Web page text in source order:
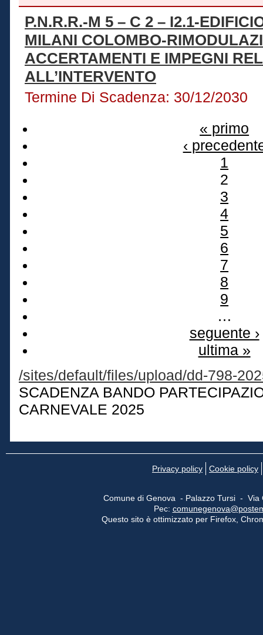
P.N.R.R.-M 5 – C 2 – I2.1-
MILANI COLOMBO-
ACCERTAMENTI E IMPEGNI
ALL’INTERVENTO
Termine Di Scadenza: 30/12/2030
« primo
‹
1
2
3
4
5
6
7
8
9
…
seguente ›
ultima »
/sites/default/files/upload/dd-798-
SCADENZA BANDO
CARNEVALE 2025
Privacy policy Cookie policy
Comune di Genova - Palazzo Tursi -
Pec:
Questo sito è ottimizzato per Firefox,